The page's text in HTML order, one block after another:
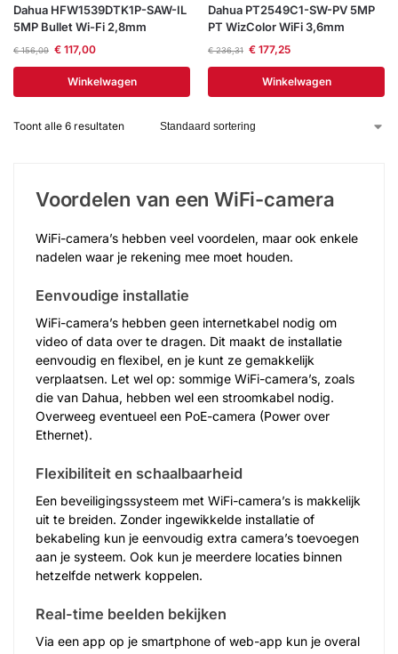
Dahua HFW1539DTK1P-SAW-IL
5MP Bullet Wi-Fi 2,8mm
€156,09 €117,00
Winkelwagen
Dahua PT2549C1-SW-PV 5MP
PT WizColor WiFi 3,6mm
€236,31 €177,25
Winkelwagen
Toont alle 6 resultaten
Voordelen van een WiFi-camera
WiFi-camera’s hebben veel voordelen, maar ook enkele
nadelen waar je rekening mee moet houden.
Eenvoudige installatie
WiFi-camera’s hebben geen internetkabel nodig om
video of data over te dragen. Dit maakt de installatie
eenvoudig en flexibel, en je kunt ze gemakkelijk
verplaatsen. Let wel op: sommige WiFi-camera’s, zoals
die van Dahua, hebben wel een stroomkabel nodig.
Overweeg eventueel een PoE-camera (Power over
Ethernet).
Flexibiliteit en schaalbaarheid
Een beveiligingssysteem met WiFi-camera’s is makkelijk
uit te breiden. Zonder ingewikkelde installatie of
bekabeling kun je eenvoudig extra camera’s toevoegen
aan je systeem. Ook kun je meerdere locaties binnen
hetzelfde netwerk koppelen.
Real-time beelden bekijken
Via een app op je smartphone of web-app kun je overal